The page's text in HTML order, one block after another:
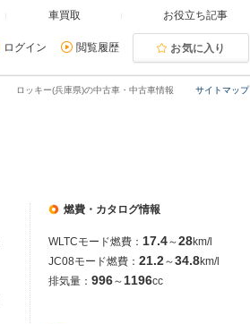
車買取 お役立ち記事
ログイン 閲覧履歴 お気に入り
サイトマップ
ロッキー(兵庫県)の中古車・中古車情報
燃費・カタログ情報
WLTCモード燃費： 17.4～28km/l
JC08モード燃費： 21.2～34.8km/l
排気量： 996～ 1196cc